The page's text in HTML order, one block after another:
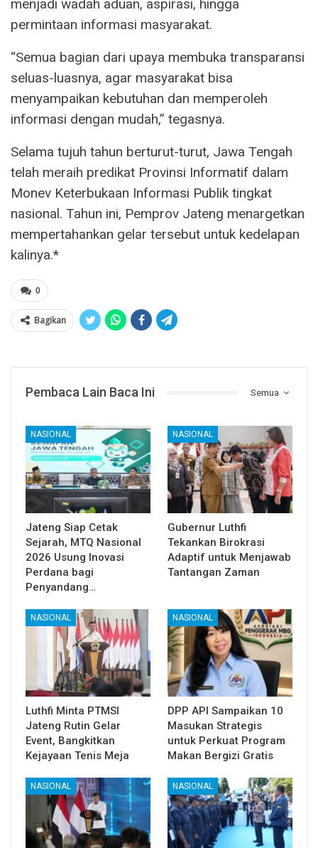
menjadi wadah aduan, aspirasi, hingga
permintaan informasi masyarakat.
“Semua bagian dari upaya membuka transparansi
seluas-luasnya, agar masyarakat bisa
menyampaikan kebutuhan dan memperoleh
informasi dengan mudah,” tegasnya.
Selama tujuh tahun berturut-turut, Jawa Tengah
telah meraih predikat Provinsi Informatif dalam
Monev Keterbukaan Informasi Publik tingkat
nasional. Tahun ini, Pemprov Jateng menargetkan
mempertahankan gelar tersebut untuk kedelapan
kalinya.*
0
Bagikan
Semua
Pembaca Lain Baca Ini
NASIONAL
Jateng Siap Cetak
Sejarah, MTQ Nasional
2026 Usung Inovasi
Perdana bagi
Penyandang…
NASIONAL
Gubernur Luthfi
Tekankan Birokrasi
Adaptif untuk Menjawab
Tantangan Zaman
NASIONAL
Luthfi Minta PTMSI
Jateng Rutin Gelar
Event, Bangkitkan
Kejayaan Tenis Meja
NASIONAL
DPP API Sampaikan 10
Masukan Strategis
untuk Perkuat Program
Makan Bergizi Gratis
NASIONAL NASIONAL